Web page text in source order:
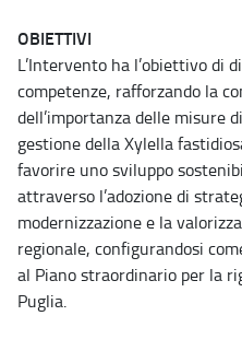
OBIETTIVI
L’Intervento ha l’obiettivo di
competenze, rafforzando la
dell’importanza delle misure
gestione della Xylella
favorire uno sviluppo
attraverso l’adozione di
modernizzazione e la
regionale, configurandosi
al Piano straordinario per la
Puglia.